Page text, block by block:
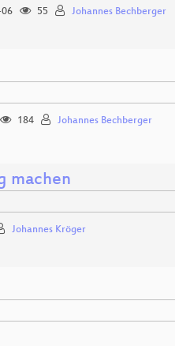
55 Johannes Bechberger
184 Johannes Bechberger
machen
Johannes Kröger